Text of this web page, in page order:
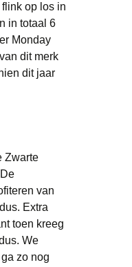
op los in
in totaal 6
Monday
dit merk
dit jaar
Zwarte
van
Extra
toen kreeg
We
zo nog